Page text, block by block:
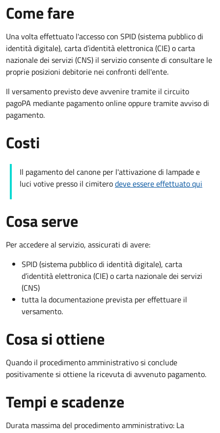
Come fare
Una volta effettuato l'accesso con SPID (sistema pubblico di
identità digitale), carta d’identità elettronica (CIE) o carta
nazionale dei servizi (CNS) il servizio consente di consultare le
proprie posizioni debitorie nei confronti dell'ente.
Il versamento previsto deve avvenire tramite il circuito
pagoPA mediante pagamento online oppure tramite avviso di
pagamento.
Costi
Il pagamento del canone per l'attivazione di lampade e
luci votive presso il cimiterodeve essere effettuato qui
Cosa serve
Per accedere al servizio, assicurati di avere:
SPID (sistema pubblico di identità digitale), carta
d’identità elettronica (CIE) o carta nazionale dei servizi
(CNS)
tutta la documentazione prevista per effettuare il
versamento.
Cosa si ottiene
Quando il procedimento amministrativo si conclude
positivamente si ottiene la ricevuta di avvenuto pagamento.
Tempi e scadenze
Durata massima del procedimento amministrativo: La